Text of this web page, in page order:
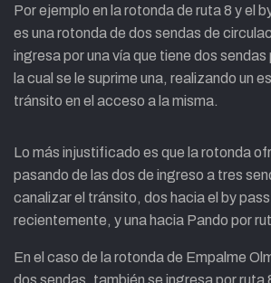
Por ejemplo en la rotonda de ruta 8 y el
es una rotonda de dos sendas de
ingresa por una vía que tiene dos
la cual se le suprime una, realizando un
tránsito en el acceso a la misma.
Lo más injustificado es que la rotonda
pasando de las dos de ingreso a tres
canalizar el tránsito, dos hacia el by
recientemente, y una hacia Pando por
En el caso de la rotonda de Empalme